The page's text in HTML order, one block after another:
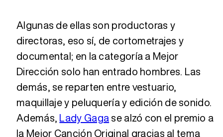
Algunas de ellas son productoras y
directoras, eso sí, de cortometrajes y
documental; en la categoría a Mejor
Dirección solo han entrado hombres. Las
demás, se reparten entre vestuario,
maquillaje y peluquería y edición de sonido.
Además, Lady Gagase alzó con el premio a
la Mejor Canción Original gracias al tema